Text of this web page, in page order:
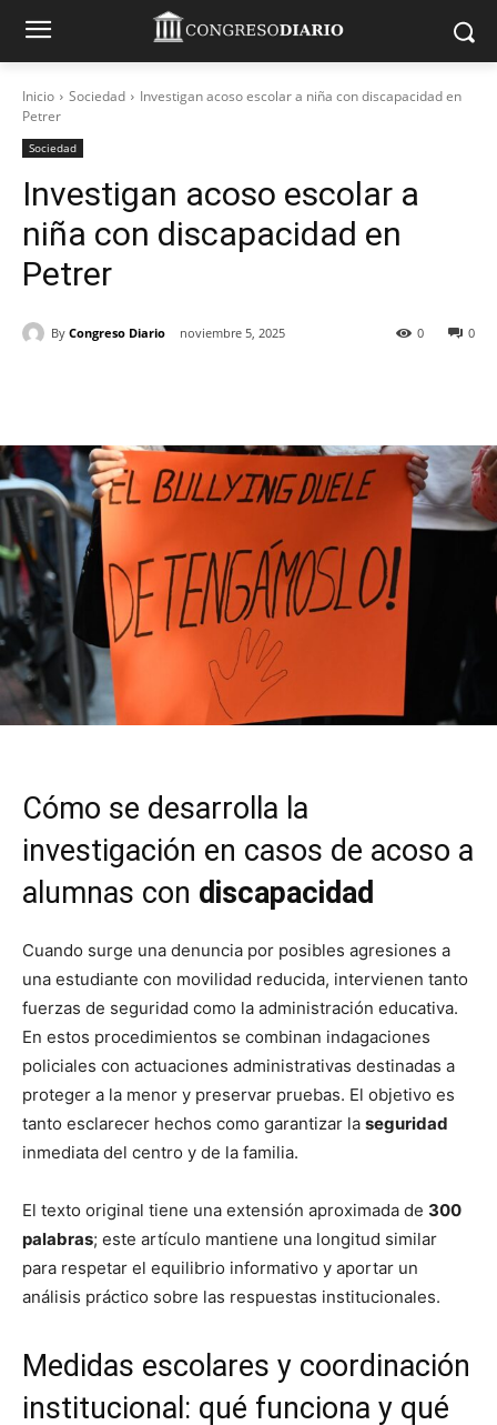
Inicio Sociedad
Investigan acoso escolar a niña con discapacidad en
Petrer
Sociedad
Investigan acoso escolar a
niña con discapacidad en
Petrer
By Congreso Diario noviembre 5, 2025 0
0
Cómo se desarrolla la
investigación en casos de acoso a
alumnas con discapacidad
Cuando surge una denuncia por posibles agresiones a
una estudiante con movilidad reducida, intervienen tanto
fuerzas de seguridad como la administración educativa.
En estos procedimientos se combinan indagaciones
policiales con actuaciones administrativas destinadas a
proteger a la menor y preservar pruebas. El objetivo es
tanto esclarecer hechos como garantizar la seguridad
inmediata del centro y de la familia.
El texto original tiene una extensión aproximada de 300
palabras; este artículo mantiene una longitud similar
para respetar el equilibrio informativo y aportar un
análisis práctico sobre las respuestas institucionales.
Medidas escolares y coordinación
institucional: qué funciona y qué